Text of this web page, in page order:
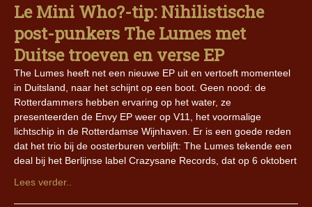
Le Mini Who?-tip: Nihilistische
post-punkers The Lumes met
Duitse troeven en verse EP
The Lumes heeft net een nieuwe EP uit en vertoeft momenteel
in Duitsland, naar het schijnt op een boot. Geen nood: de
Rotterdammers hebben ervaring op het water, ze
presenteerden de Envy EP weer op V11, het voormalige
lichtschip in de Rotterdamse Wijnhaven. Er is een goede reden
dat het trio bij de oosterburen verblijft: The Lumes tekende een
deal bij het Berlijnse label Crazysane Records, dat op 6 oktobert
Lees verder..